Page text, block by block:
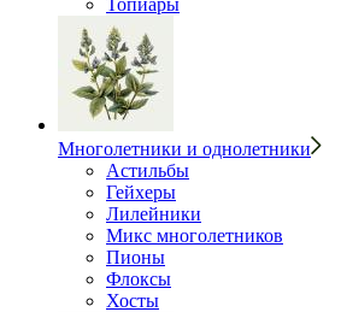
Топиары
Многолетники и однолетники
Астильбы
Гейхеры
Лилейники
Микс многолетников
Пионы
Флоксы
Хосты